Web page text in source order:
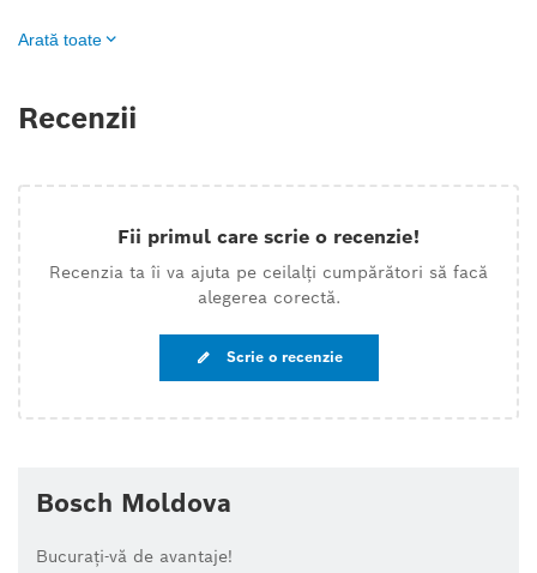
Arată toate
Recenzii
Fii primul care scrie o recenzie!
Recenzia ta îi va ajuta pe ceilalți cumpărători să facă
alegerea corectă.
Scrie o recenzie
Bosch Moldova
Bucurați-vă de avantaje!